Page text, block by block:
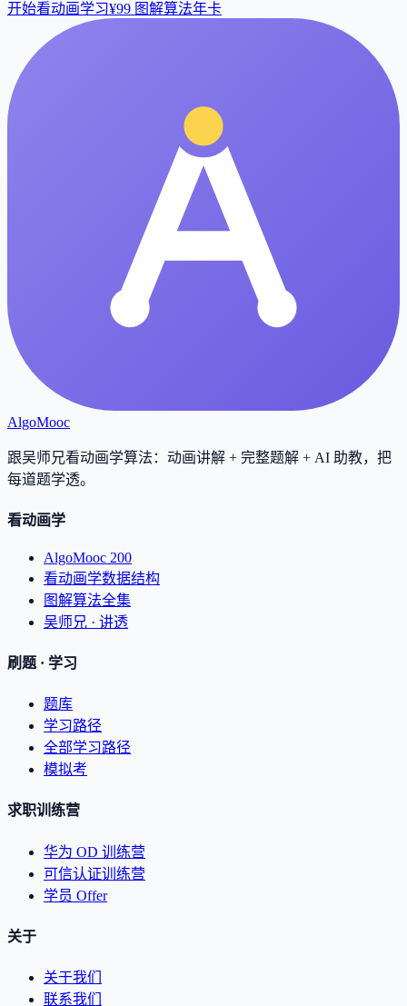
开始看动画学习¥99 图解算法年卡
AlgoMooc
跟吴师兄看动画学算法：动画讲解 + 完整题解 + AI 助教，把
每道题学透。
看动画学
AlgoMooc 200
看动画学数据结构
图解算法全集
吴师兄 · 讲透
刷题 · 学习
题库
学习路径
全部学习路径
模拟考
求职训练营
华为 OD 训练营
可信认证训练营
学员 Offer
关于
关于我们
联系我们